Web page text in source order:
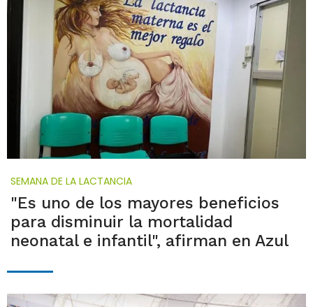
SEMANA DE LA LACTANCIA
"Es uno de los mayores beneficios
para disminuir la mortalidad
neonatal e infantil", afirman en Azul